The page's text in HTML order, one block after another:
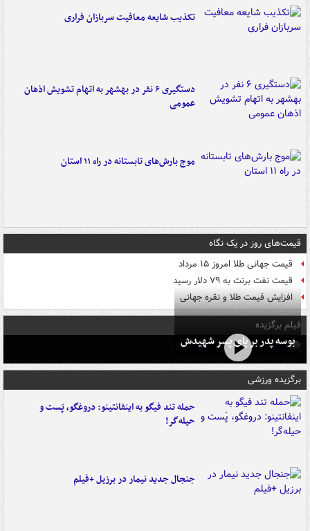
تکذیب شایعه معافیت سربازان فراری
دستگیری ۶ نفر در بهشهر به اتهام تشویش اذهان
عمومی
موج بارش‌های تابستانه در راه ۱۱ استان
قیمت‌های روز در یک نگاه
قیمت جهانی طلا امروز ۱۵ مرداد
قیمت نفت برنت به ۷۹ دلار رسید
افزایش قیمت طلا و نقره جهانی
فیلم برگزیده
بوسه‌ پدر بر پای پسر شهیدش
برگزیده ورزشی
حمله تند فیگو به اینفانتینو: دروغگو، پَست‌ و
حیله‌گر!
جنجال جدید نیمار در برزیل +فیلم